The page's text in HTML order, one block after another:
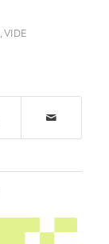
, VIDE